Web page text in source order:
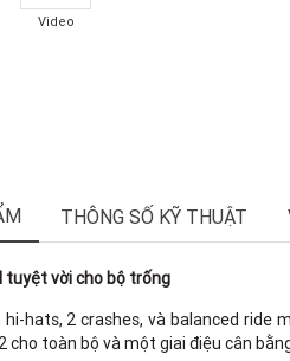
Video
THÔNG SỐ KỸ THUẬT
tuyệt vời cho bộ trống
hats, 2 crashes, và balanced
cho toàn bộ và một giai điệu cân